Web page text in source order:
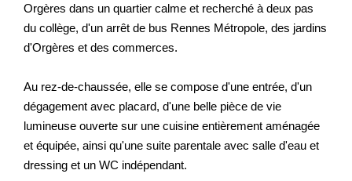
Orgères dans un quartier calme et recherché à deux pas
du collège, d'un arrêt de bus Rennes Métropole, des jardins
d'Orgères et des commerces.
Au rez-de-chaussée, elle se compose d'une entrée, d'un
dégagement avec placard, d'une belle pièce de vie
lumineuse ouverte sur une cuisine entièrement aménagée
et équipée, ainsi qu'une suite parentale avec salle d'eau et
dressing et un WC indépendant.